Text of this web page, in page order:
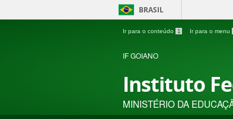
BRASIL
Ir para o conteúdo 1 Ir para o menu
IF GOIANO
Instituto
MINISTÉRIO DA